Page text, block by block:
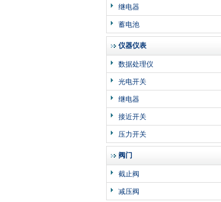
继电器
蓄电池
仪器仪表
数据处理仪
光电开关
继电器
接近开关
压力开关
阀门
截止阀
减压阀